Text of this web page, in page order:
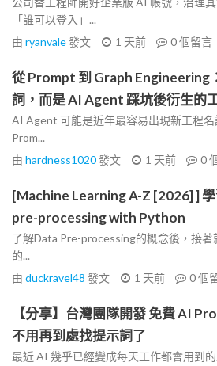
「誰可以登入」...
由 ryanvale發文 1 天前 0個留言
從 Prompt 到 Graph Engineering
詞，而是 AI Agent 踩坑後衍生的
AI Agent 可能是近年最容易出現新工程
Prom...
由 hardness1020發文 1 天前 0
[Machine Learning A-Z [2026] ]
pre-processing with Python
了解Data Pre-processing的概念後，接
的...
由 duckravel48 發文 1 天前 0個
【分享】台灣團隊開發 免費 AI
不用再到處找提示詞了
最近 AI 幾乎已經變成每天工作都會用到